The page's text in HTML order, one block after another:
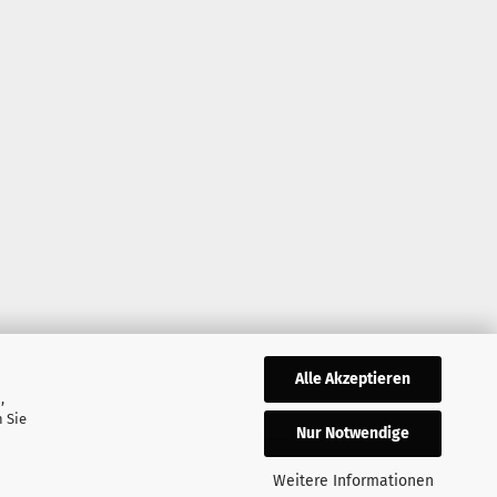
Sie
Alle Akzeptieren
Nur Notwendige
Weitere Informationen